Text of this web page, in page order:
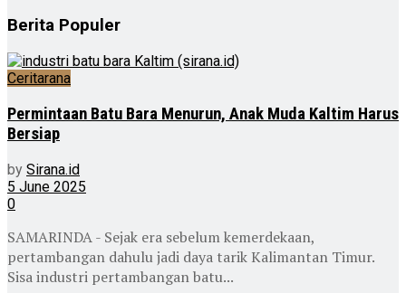
Berita Populer
Ceritarana
Permintaan Batu Bara Menurun, Anak Muda Kaltim Harus
Bersiap
by Sirana.id
5 June 2025
0
SAMARINDA - Sejak era sebelum kemerdekaan,
pertambangan dahulu jadi daya tarik Kalimantan Timur.
Sisa industri pertambangan batu...